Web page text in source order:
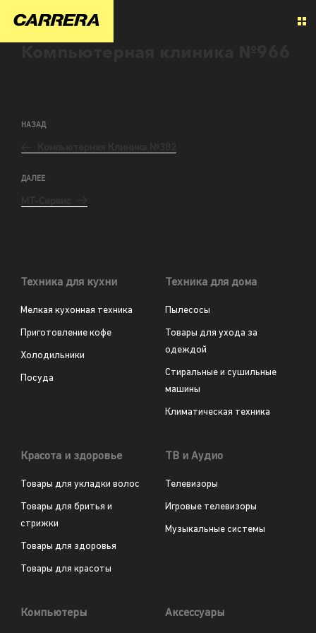
НАЗАД
ДАЛЕЕ
Техника для кухни
Мелкая кухонная техника
Приготовление кофе
Холодильники
Посуда
Техника для дома
Пылесосы
Товары для ухода за
одеждой
Стиральные и сушильные
машины
Климатическая техника
Красота и здоровье
Товары для укладки волос
Товары для бритья и
стрижки
Товары для здоровья
Товары для красоты
ТВ и Аудио
Телевизоры
Игровые телевизоры
Музыкальные системы
Компьютеры Аксессуары